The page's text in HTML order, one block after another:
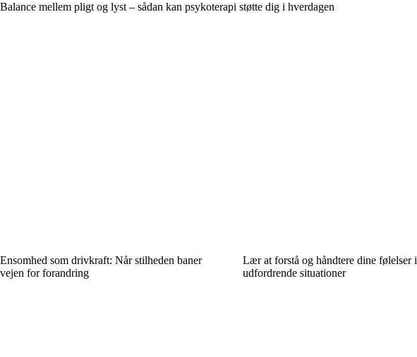
Balance mellem pligt og lyst – sådan kan psykoterapi støtte dig i hverdagen
Ensomhed som drivkraft: Når stilheden baner
vejen for forandring
Lær at forstå og håndtere dine følelser i
udfordrende situationer